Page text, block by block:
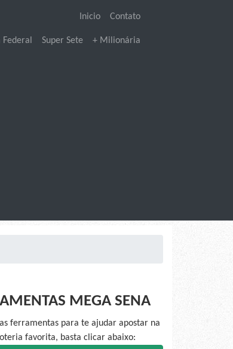
Inicio Contato
Super Sete + Milionária
MEGA SENA
ferramentas para te ajudar apostar na
favorita, basta clicar abaixo: